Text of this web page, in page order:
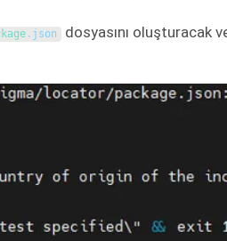
. json dosyasını oluşturacak